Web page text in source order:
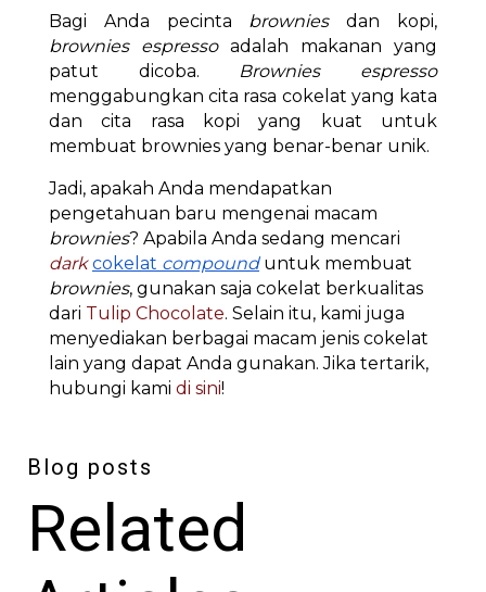
Bagi Anda pecinta browniesdan kopi,
brownies espressoadalah makanan yang
patut dicoba. Brownies espresso
menggabungkan cita rasa cokelat yang kata
dan cita rasa kopi yang kuat untuk
membuat brownies yang benar-benar unik.
Jadi, apakah Anda mendapatkan
pengetahuan baru mengenai macam
brownies? Apabila Anda sedang mencari
darkcokelat compounduntuk membuat
brownies, gunakan saja cokelat berkualitas
dari Tulip Chocolate. Selain itu, kami juga
menyediakan berbagai macam jenis cokelat
lain yang dapat Anda gunakan. Jika tertarik,
hubungi kami di sini!
Blog posts
Related